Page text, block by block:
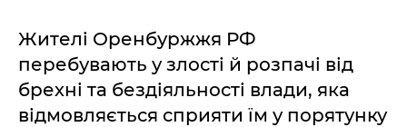
Жителі Оренбуржжя РФ
перебувають у злості й розпачі від
брехні та бездіяльності влади, яка
відмовляється сприяти їм у порятунку